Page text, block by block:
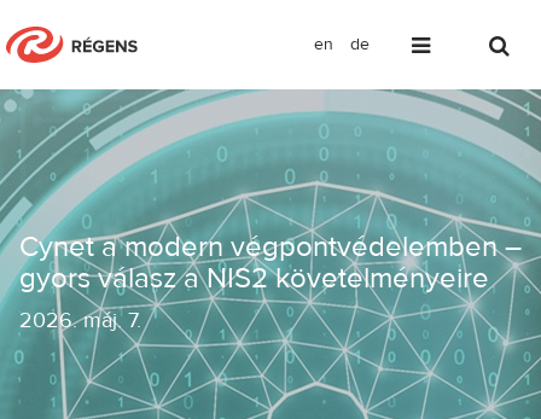
en de
Cynet a modern végpontvédelemben
Cynet a modern végpontvédelemben –
gyors válasz a NIS2 követelményeire
2026.máj. 7.